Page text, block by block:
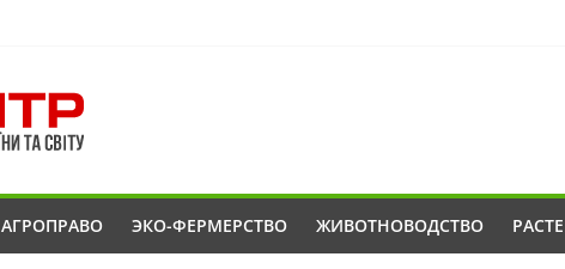
АГРОПРАВО ЭКО-ФЕРМЕРСТВО ЖИВОТНОВОДСТВО